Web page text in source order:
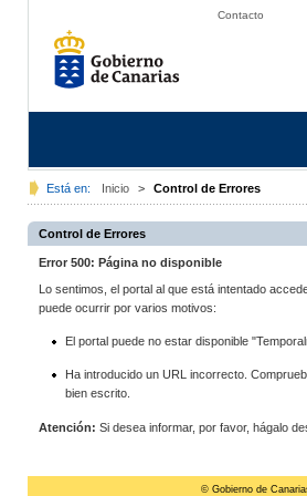
Contacto
Está en: Inicio > Control de Errores
Control de Errores
Error 500: Página no disponible
Lo sentimos, el portal al que está intentado
puede ocurrir por varios motivos:
El portal puede no estar disponible
Ha introducido un URL incorrecto.
bien escrito.
Atención: Si desea informar, por favor, hágalo
© Gobierno de